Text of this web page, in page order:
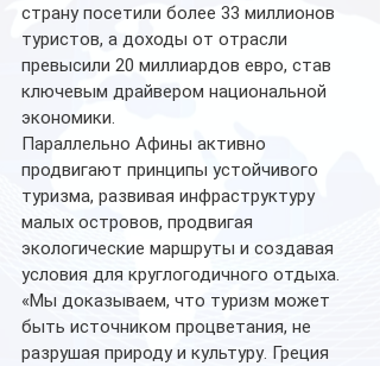
страну посетили более 33 миллионов
туристов, а доходы от отрасли
превысили 20 миллиардов евро, став
ключевым драйвером национальной
экономики.
Параллельно Афины активно
продвигают принципы устойчивого
туризма, развивая инфраструктуру
малых островов, продвигая
экологические маршруты и создавая
условия для круглогодичного отдыха.
«Мы доказываем, что туризм может
быть источником процветания, не
разрушая природу и культуру. Греция